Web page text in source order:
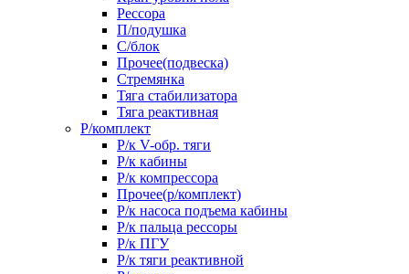
Рессора
П/подушка
С/блок
Прочее(подвеска)
Стремянка
Тяга стабилизатора
Тяга реактивная
Р/комплект
Р/к V-обр. тяги
Р/к кабины
Р/к компрессора
Прочее(р/комплект)
Р/к насоса подъема кабины
Р/к пальца рессоры
Р/к ПГУ
Р/к тяги реактивной